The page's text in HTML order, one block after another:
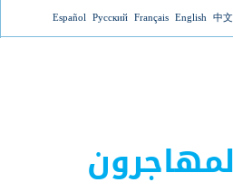
Jump to 中文
English
Français
Русский
Español